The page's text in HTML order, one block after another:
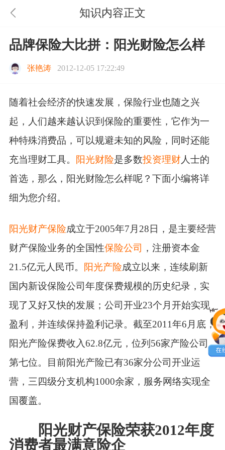
知识内容正文
品牌保险大比拼：阳光财险怎么样
张艳涛 2012-12-05 17:22:49
随着社会经济的快速发展，保险行业也随之兴
起，人们越来越认识到保险的重要性，它作为一
种特殊消费品，可以规避未知的风险，同时还能
充当理财工具。 阳光财险是多数投资理财人士的
首选，那么，阳光财险怎么样呢？下面小编将详
细为您介绍。
阳光财产保险成立于2005年7月28日，是主要经营
财产保险业务的全国性保险公司 ，注册资本金
21.5亿元人民币。 阳光产险成立以来，连续刷新
国内新设保险公司年度保费规模的历史纪录，实
现了又好又快的发展；公司开业23个月开始实现
盈利，并连续保持盈利记录。截至2011年6月底，
阳光产险保费收入62.8亿元，位列56家产险公司
第七位。目前阳光产险已有36家分公司开业运
营，三四级分支机构1000余家，服务网络实现全
国覆盖。
阳光财产保险荣获2012年度
消费者最满意险企